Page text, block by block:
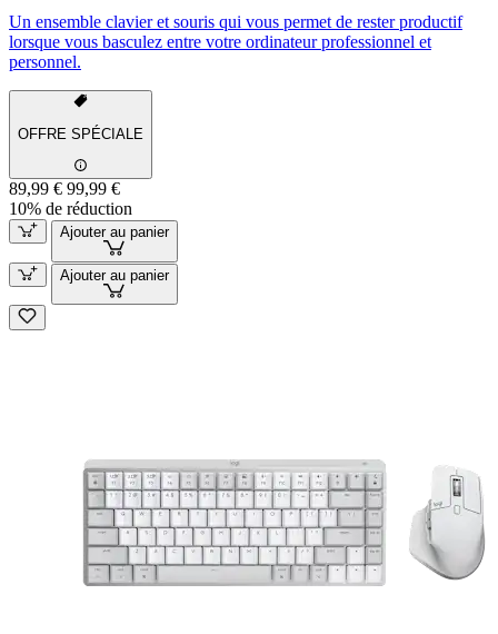
Un ensemble clavier et souris qui vous permet de rester productif
lorsque vous basculez entre votre ordinateur professionnel et
personnel.
OFFRE SPÉCIALE
89,99 € 99,99 €
10% de réduction
Ajouter au panier
Ajouter au panier